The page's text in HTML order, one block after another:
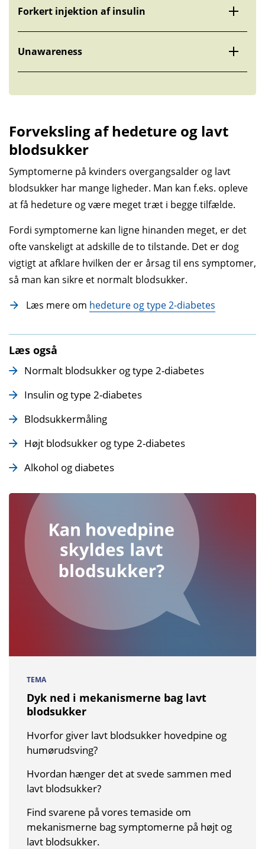
Forkert injektion af insulin
Unawareness
Forveksling af hedeture og lavt
blodsukker
Symptomerne på kvinders overgangsalder og lavt
blodsukker har mange ligheder. Man kan f.eks. opleve
at få hedeture og være meget træt i begge tilfælde.
Fordi symptomerne kan ligne hinanden meget, er det
ofte vanskeligt at adskille de to tilstande. Det er dog
vigtigt at afklare hvilken der er årsag til ens symptomer,
så man kan sikre et normalt blodsukker.
Læs mere om hedeture og type 2-diabetes
Læs også
Normalt blodsukker og type 2-diabetes
Insulin og type 2-diabetes
Blodsukkermåling
Højt blodsukker og type 2-diabetes
Alkohol og diabetes
TEMA
Dyk ned i mekanismerne bag lavt
blodsukker
Hvorfor giver lavt blodsukker hovedpine og
humørudsving?
Hvordan hænger det at svede sammen med
lavt blodsukker?
Find svarene på vores temaside om
mekanismerne bag symptomerne på højt og
lavt blodsukker.